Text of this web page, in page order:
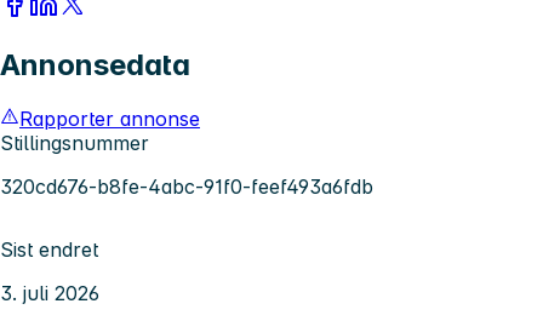
Annonsedata
Rapporter annonse
Stillingsnummer
320cd676-b8fe-4abc-91f0-feef493a6fdb
Sist endret
3. juli 2026